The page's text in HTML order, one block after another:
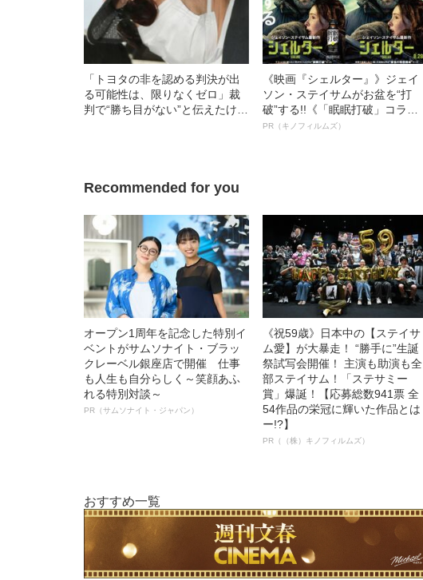
「トヨタの非を認める判決が出
る可能性は、限りなくゼロ」裁
判で“勝ち目がない”と伝えたけれ
《映画『シェルター』》ジェイ
ソン・ステイサムがお盆を“打
破”する!!《「眠眠打破」コラ
ボ》
PR（キノフィルムズ）
Recommended for you
オープン1周年を記念した特別イ
ベントがサムソナイト・ブラッ
クレーベル銀座店で開催 仕事
も人生も自分らしく～笑顔あふ
れる特別対談～
PR（サムソナイト・ジャパン）
《祝59歳》日本中の【ステイサ
ム愛】が大暴走！ “勝手に”生誕
祭試写会開催！ 主演も助演も全
部ステイサム！「ステサミー
賞」爆誕！【応募総数941票 全
54作品の栄冠に輝いた作品とは
ー!?】
PR（（株）キノフィルムズ）
おすすめ一覧